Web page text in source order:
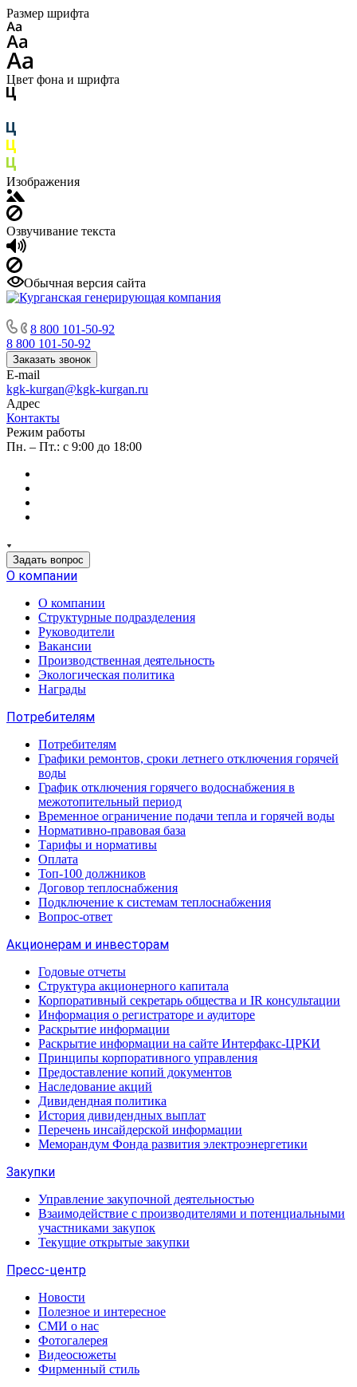
Размер шрифта
Цвет фона и шрифта
Изображения
Озвучивание текста
Обычная версия сайта
8 800 101-50-92
8 800 101-50-92
Заказать звонок
E-mail
kgk-kurgan@kgk-kurgan.ru
Адрес
Контакты
Режим работы
Пн. – Пт.: с 9:00 до 18:00
Задать вопрос
О компании
О компании
Структурные подразделения
Руководители
Вакансии
Производственная деятельность
Экологическая политика
Награды
Потребителям
Потребителям
Графики ремонтов, сроки летнего отключения горячей
воды
График отключения горячего водоснабжения в
межотопительный период
Временное ограничение подачи тепла и горячей воды
Нормативно-правовая база
Тарифы и нормативы
Оплата
Топ-100 должников
Договор теплоснабжения
Подключение к системам теплоснабжения
Вопрос-ответ
Акционерам и инвесторам
Годовые отчеты
Структура акционерного капитала
Корпоративный секретарь общества и IR консультации
Информация о регистраторе и аудиторе
Раскрытие информации
Раскрытие информации на сайте Интерфакс-ЦРКИ
Принципы корпоративного управления
Предоставление копий документов
Наследование акций
Дивидендная политика
История дивидендных выплат
Перечень инсайдерской информации
Меморандум Фонда развития электроэнергетики
Закупки
Управление закупочной деятельностью
Взаимодействие с производителями и потенциальными
участниками закупок
Текущие открытые закупки
Пресс-центр
Новости
Полезное и интересное
СМИ о нас
Фотогалерея
Видеосюжеты
Фирменный стиль